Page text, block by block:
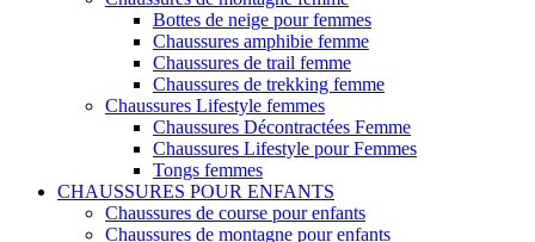
Bottes de neige pour femmes
Chaussures amphibie femme
Chaussures de trail femme
Chaussures de trekking femme
Chaussures Lifestyle femmes
Chaussures Décontractées Femme
Chaussures Lifestyle pour Femmes
Tongs femmes
CHAUSSURES POUR ENFANTS
Chaussures de course pour enfants
Chaussures de montagne pour enfants